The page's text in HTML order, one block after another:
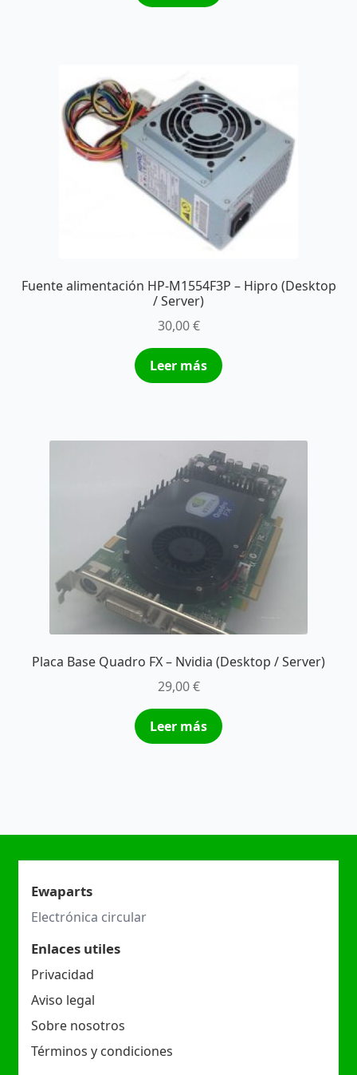
Fuente alimentación HP-M1554F3P – Hipro (Desktop
/ Server)
30,00€
Leer más
Placa Base Quadro FX – Nvidia (Desktop / Server)
29,00€
Leer más
Ewaparts
Electrónica circular
Enlaces utiles
Privacidad
Aviso legal
Sobre nosotros
Términos y condiciones